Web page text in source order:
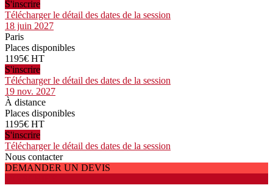
S'inscrire
Télécharger le détail des dates de la session
18 juin 2027
Paris
Places disponibles
1195€ HT
S'inscrire
Télécharger le détail des dates de la session
19 nov. 2027
À distance
Places disponibles
1195€ HT
S'inscrire
Télécharger le détail des dates de la session
Nous contacter
DEMANDER UN DEVIS